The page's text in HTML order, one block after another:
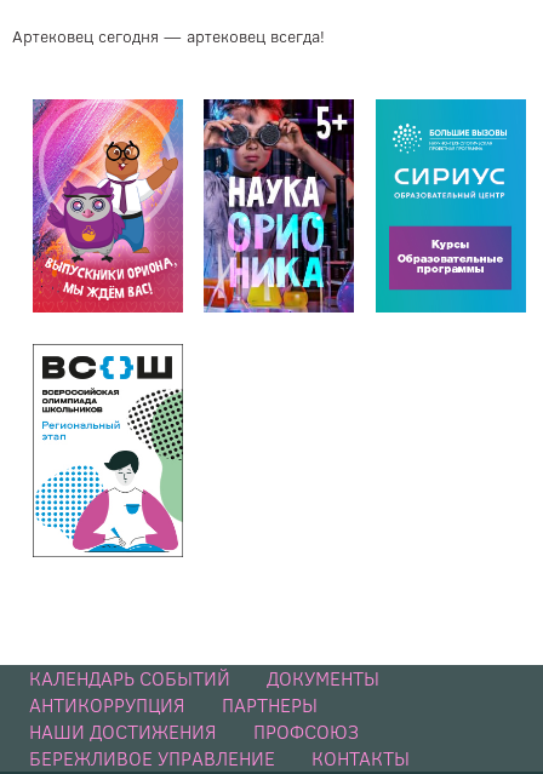
Артековец сегодня — артековец всегда!
КАЛЕНДАРЬ СОБЫТИЙ
ДОКУМЕНТЫ
АНТИКОРРУПЦИЯ
ПАРТНЕРЫ
НАШИ ДОСТИЖЕНИЯ
ПРОФСОЮЗ
БЕРЕЖЛИВОЕ УПРАВЛЕНИЕ
КОНТАКТЫ